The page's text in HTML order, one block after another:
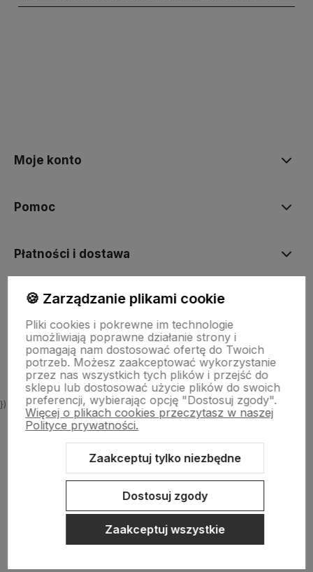
Moje konto
Pomoc
Płatności i dostawa
Informacje
O nas
})
Sklep internetowy Shoper.pl Szablon Shoper Modern 3.0™
🍪 Zarządzanie plikami cookie
Pliki cookies i pokrewne im technologie
umożliwiają poprawne działanie strony i
pomagają nam dostosować ofertę do Twoich
potrzeb. Możesz zaakceptować wykorzystanie
przez nas wszystkich tych plików i przejść do
sklepu lub dostosować użycie plików do swoich
preferencji, wybierając opcję "Dostosuj zgody".
Więcej o plikach cookies przeczytasz w naszej
Polityce prywatności.
Zaakceptuj tylko niezbędne
Dostosuj zgody
Zaakceptuj wszystkie